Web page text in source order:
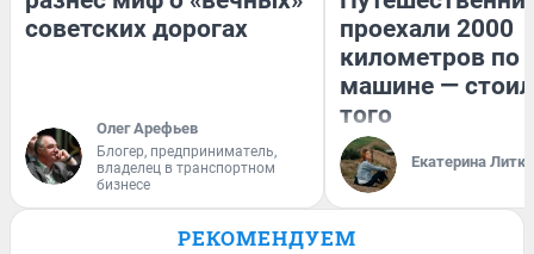
советских дорогах
Олег Арефьев
Блогер, предприниматель,
владелец в транспортном
бизнесе
проехали 2000
километров по
машине —
того
Екатерина
РЕКОМЕНДУЕМ